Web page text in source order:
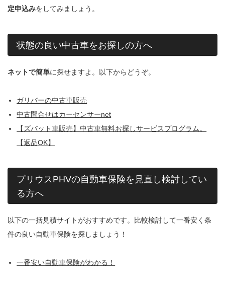
定申込みをしてみましょう。
状態の良い中古車をお探しの方へ
ネットで簡単に探せますよ。以下からどうぞ。
ガリバーの中古車販売
中古問合せはカーセンサーnet
【ズバット車販売】中古車無料お探しサービスプログラム。
【返品OK】
プリウスPHVの自動車保険を見直し検討してい
る方へ
以下の一括見積サイトがおすすめです。比較検討して一番安く条
件の良い自動車保険を探しましょう！
一番安い自動車保険がわかる！